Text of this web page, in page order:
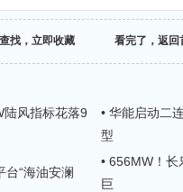
找，立即收藏 看完了，返回
陆风指标花落9
• 华能启动二
型
“海油安澜
• 656MW！
巨